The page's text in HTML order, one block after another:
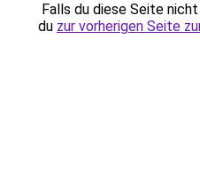
Falls du diese Seite
du zur vorherigen Seite